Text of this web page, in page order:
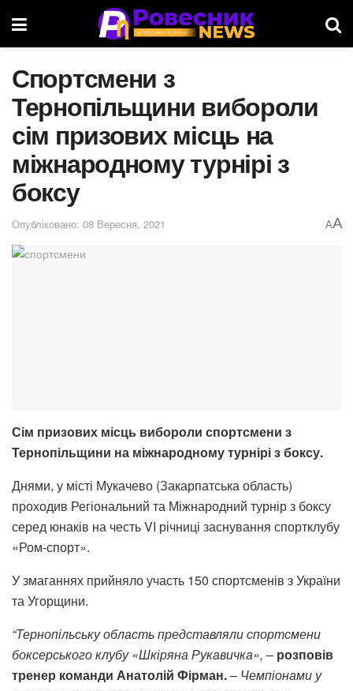
Спортсмени з
Тернопільщини вибороли
сім призових місць на
міжнародному турнірі з
боксу
Опубліковано: 08 Вересня, 2021 AA
Сім призових місць вибороли спортсмени з
Тернопільщини на міжнародному турнірі з боксу.
Днями, у місті Мукачево (Закарпатська область)
проходив Регіональний та Міжнародний турнір з боксу
серед юнаків на честь VI річниці заснування спортклубу
«Ром-спорт».
У змаганнях прийняло участь 150 спортсменів з України
та Угорщини.
“Тернопільську область представляли спортсмени
боксерського клубу «Шкіряна Рукавичка», – розповів
тренер команди Анатолій Фірман.– Чемпіонами у